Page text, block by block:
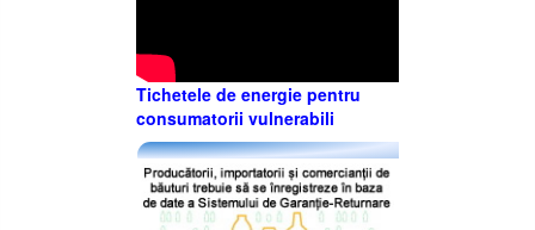
Tichetele de energie pentru
consumatorii vulnerabili